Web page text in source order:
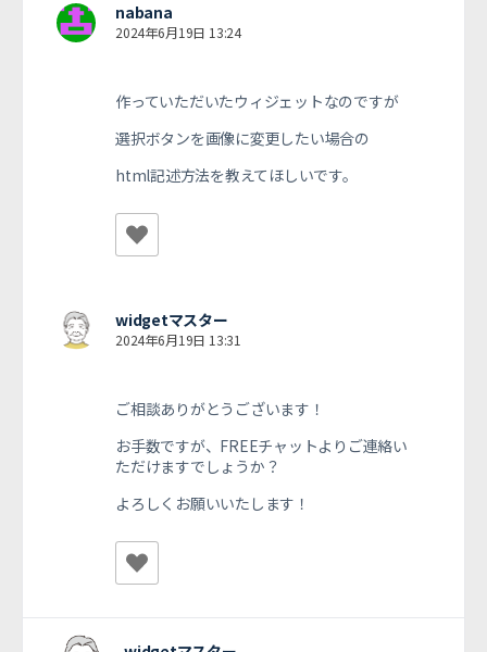
nabana
2024年6月19日 13:24
作っていただいたウィジェットなのですが
選択ボタンを画像に変更したい場合の
html記述方法を教えてほしいです。
widgetマスター
2024年6月19日 13:31
ご相談ありがとうございます！
お手数ですが、FREEチャットよりご連絡い
ただけますでしょうか？
よろしくお願いいたします！